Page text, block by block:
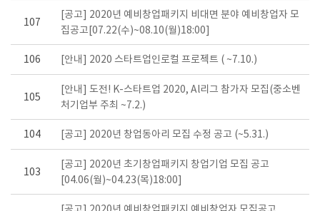
107
[공고] 2020년 예비창업패키지 비대면 분야 예비창업자 모
집공고[07.22(수)~08.10(월)18:00]
106 [안내] 2020 스타트업인로컬 프로젝트 ( ~7.10.)
105
[안내] 도전! K-스타트업 2020, Al리그 참가자 모집(중소벤
처기업부 주최 ~7.2.)
104 [공고] 2020년 창업동아리 모집 수정 공고 (~5.31.)
103
[공고] 2020년 초기창업패키지 창업기업 모집 공고
[04.06(월)~04.23(목)18:00]